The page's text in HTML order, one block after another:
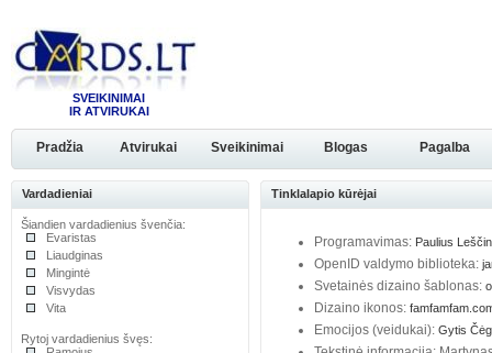
SVEIKINIMAI
IR ATVIRUKAI
Pradžia Atvirukai Sveikinimai Blogas Pagalba
Vardadieniai
Šiandien vardadienius švenčia:
Evaristas
Liaudginas
Mingintė
Visvydas
Vita
Rytoj vardadienius švęs:
Tinklalapio kūrėjai
Programavimas: Paulius
OpenID valdymo biblioteka:
Svetainės dizaino šablonas:
Dizaino ikonos:
Emocijos (veidukai): Gytis